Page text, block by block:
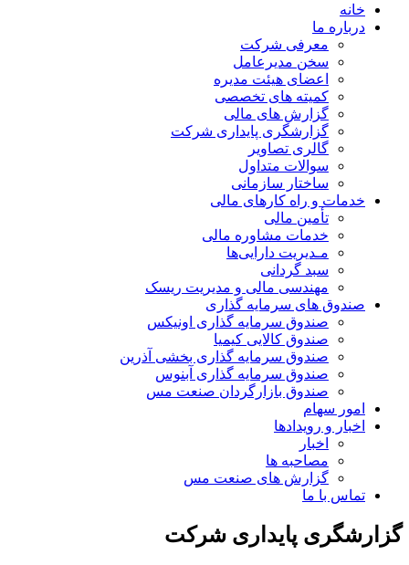
خانه
درباره ما
معرفی شرکت
سخن مدیرعامل
اعضای هیئت مدیره
کمیته های تخصصی
گزارش های مالی
گزارشگری پایداری شرکت
گالری تصاویر
سوالات متداول
ساختار سازمانی
خدمات و راه کارهای مالی
تأمین مالی
خدمات مشاوره مالی
مـدیریت دارایی‌ها
سبد گردانی
مهندسی مالی و مدیریت ریسک
صندوق های سرمایه گذاری
صندوق سرمایه گذاری اونیکس
صندوق کالایی کیمیا
صندوق سرمایه گذاری بخشی آذرین
صندوق سرمایه گذاری آبنوس
صندوق بازارگردان صنعت مس
امور سهام
اخبار و رویدادها
اخبار
مصاحبه ها
گزارش های صنعت مس
تماس با ما
گزارشگری پایداری شرکت